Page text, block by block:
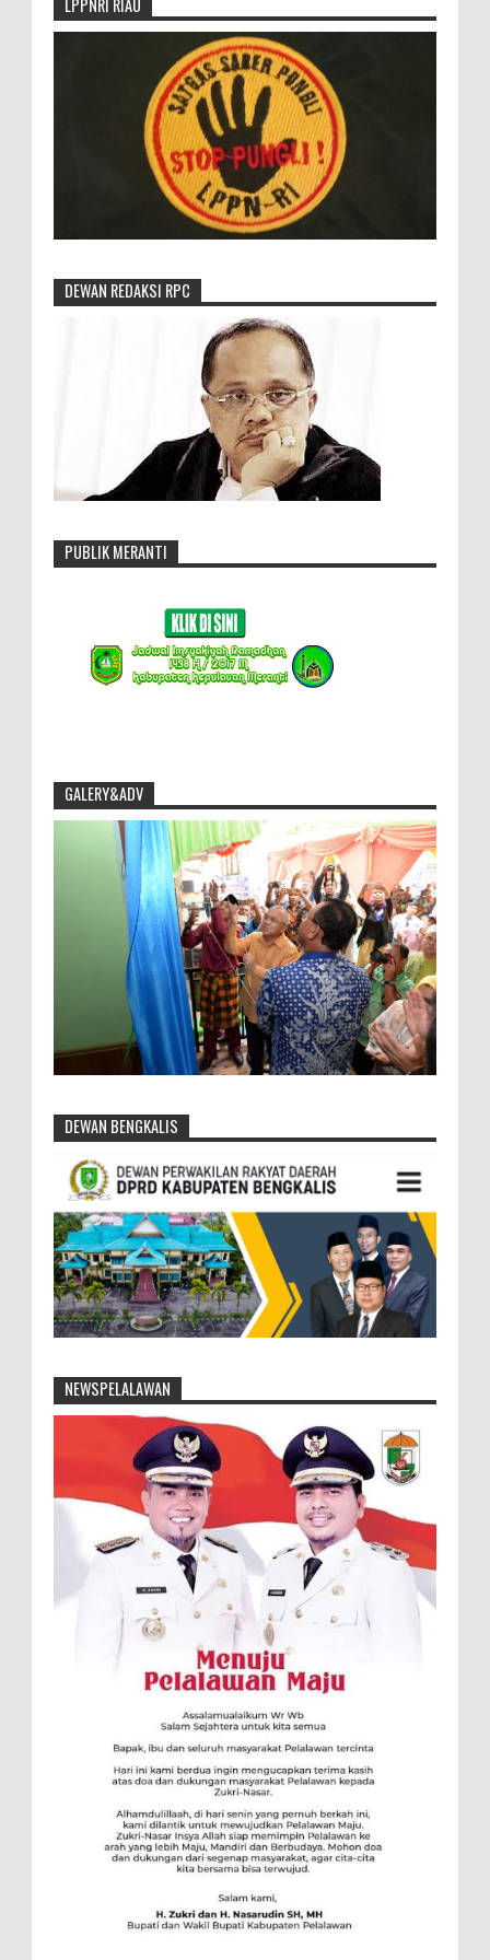
LPPNRI RIAU
DEWAN REDAKSI RPC
PUBLIK MERANTI
GALERY&ADV
DEWAN BENGKALIS
NEWSPELALAWAN